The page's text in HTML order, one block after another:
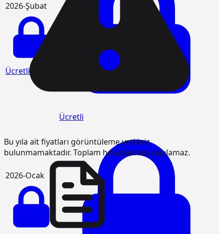
2026-Şubat
Ücretli
Ücretli
2026-Ocak
Bu yıla ait fiyatları görüntüleme yetkiniz
bulunmamaktadır. Toplam hesaplaması yapılamaz.